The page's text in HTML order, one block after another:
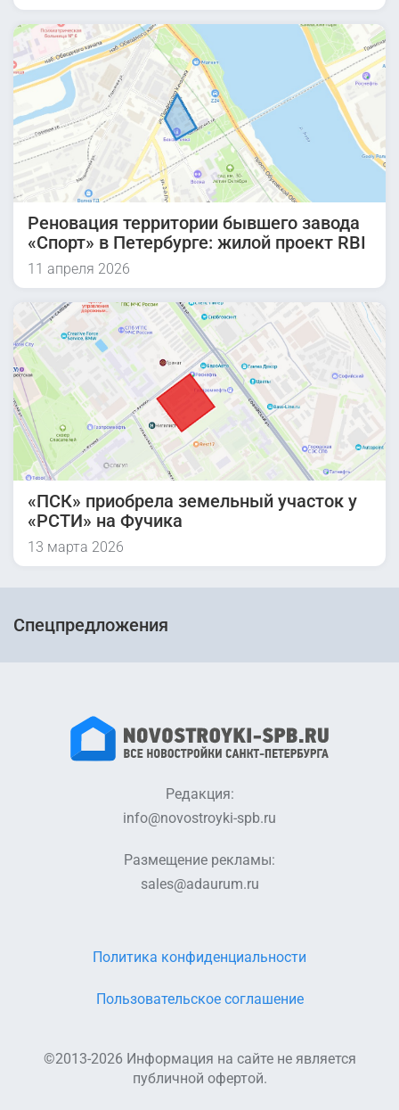
Реновация территории бывшего завода
«Спорт» в Петербурге: жилой проект RBI
11 апреля 2026
«ПСК» приобрела земельный участок у
«РСТИ» на Фучика
13 марта 2026
Спецпредложения
Редакция:
info@novostroyki-spb.ru
Размещение рекламы:
sales@adaurum.ru
©2013-2026 Информация на сайте не является
публичной офертой.
Пользовательское соглашение
Политика конфиденциальности